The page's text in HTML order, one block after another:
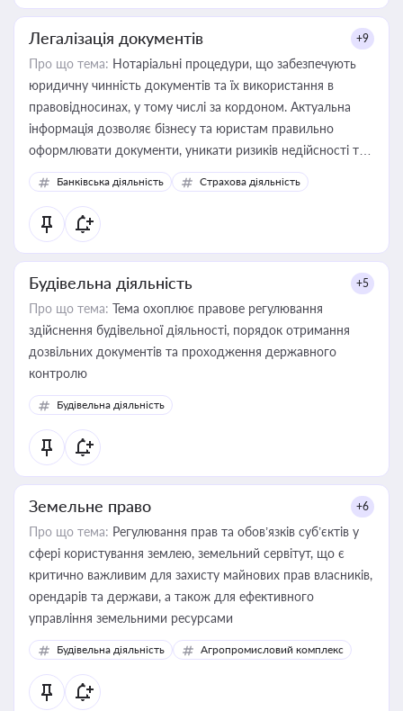
Легалізація документів +9
Про що тема: Нотаріальні процедури, що забезпечують
юридичну чинність документів та їх використання в
правовідносинах, у тому числі за кордоном. Актуальна
інформація дозволяє бізнесу та юристам правильно
оформлювати документи, уникати ризиків недійсності та
забезпечувати їх належне прийняття органами влади та
контрагентами
Банківська діяльність Страхова діяльність
Будівельна діяльність +5
Про що тема: Тема охоплює правове регулювання
здійснення будівельної діяльності, порядок отримання
дозвільних документів та проходження державного
контролю
Будівельна діяльність
Земельне право +6
Про що тема: Регулювання прав та обов’язків суб’єктів у
сфері користування землею, земельний сервітут, що є
критично важливим для захисту майнових прав власників,
орендарів та держави, а також для ефективного
управління земельними ресурсами
Будівельна діяльність Агропромисловий комплекс